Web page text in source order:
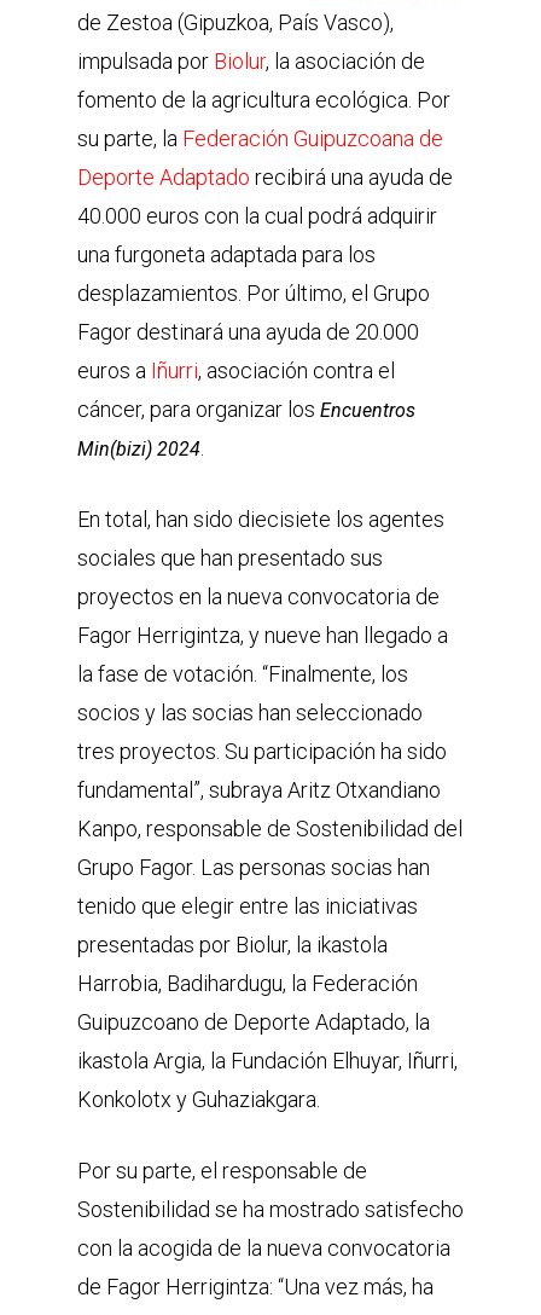
de Zestoa (Gipuzkoa, País Vasco),
impulsada por Biolur, la asociación de
fomento de la agricultura ecológica. Por
su parte, la Federación Guipuzcoana de
Deporte Adaptado recibirá una ayuda de
40.000 euros con la cual podrá adquirir
una furgoneta adaptada para los
desplazamientos. Por último, el Grupo
Fagor destinará una ayuda de 20.000
euros a Iñurri, asociación contra el
cáncer, para organizar los Encuentros
Min(bizi) 2024
En total, han sido diecisiete los agentes
sociales que han presentado sus
proyectos en la nueva convocatoria de
Fagor Herrigintza, y nueve han llegado a
la fase de votación. “Finalmente, los
socios y las socias han seleccionado
tres proyectos. Su participación ha sido
fundamental”, subraya Aritz Otxandiano
Kanpo, responsable de Sostenibilidad del
Grupo Fagor. Las personas socias han
tenido que elegir entre las iniciativas
presentadas por Biolur, la ikastola
Harrobia, Badihardugu, la Federación
Guipuzcoano de Deporte Adaptado, la
ikastola Argia, la Fundación Elhuyar, Iñurri,
Konkolotx y Guhaziakgara.
Por su parte, el responsable de
Sostenibilidad se ha mostrado satisfecho
con la acogida de la nueva convocatoria
de Fagor Herrigintza: “Una vez más, ha